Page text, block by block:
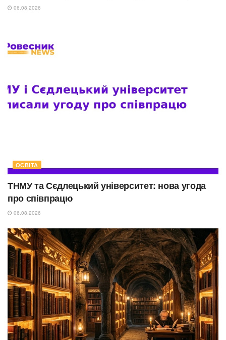
06.08.2026
ОСВІТА
ТНМУ та Сєдлецький університет: нова угода
про співпрацю
06.08.2026